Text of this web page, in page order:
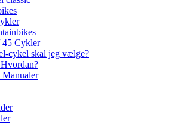
45 Cykler
cykel skal jeg vælge?